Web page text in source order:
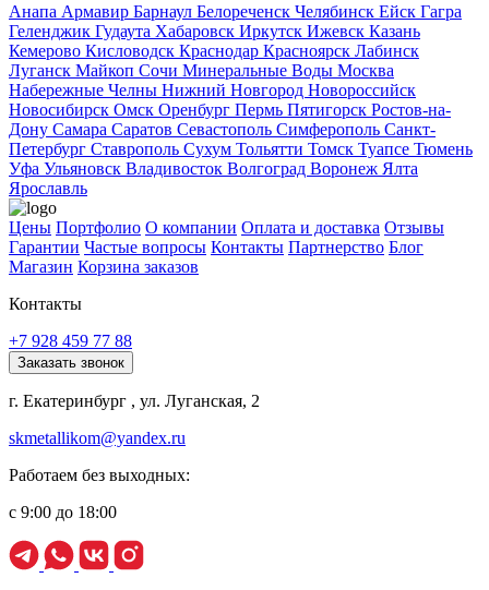
Анапа Армавир Барнаул Белореченск Челябинск Ейск Гагра
Геленджик Гудаута Хабаровск Иркутск Ижевск Казань
Кемерово Кисловодск Краснодар Красноярск Лабинск
Луганск Майкоп Сочи Минеральные Воды Москва
Набережные Челны Нижний Новгород Новороссийск
Новосибирск Омск Оренбург Пермь Пятигорск Ростов-на-
Дону Самара Саратов Севастополь Симферополь Санкт-
Петербург Ставрополь Сухум Тольятти Томск Туапсе Тюмень
Уфа Ульяновск Владивосток Волгоград Воронеж Ялта
Ярославль
Цены Портфолио О компании Оплата и доставка Отзывы
Гарантии Частые вопросы Контакты Партнерство Блог
Магазин Корзина заказов
Контакты
+7 928 459 77 88
Заказать звонок
г. Екатеринбург , ул. Луганская, 2
skmetallikom@yandex.ru
Работаем без выходных:
с 9:00 до 18:00